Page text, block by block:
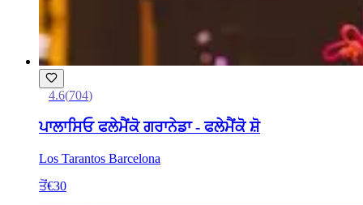
4.6(704)
ਪਾਲਾਸਿਓ ਫਲੇਮੈਂਕੋ ਗਰਾਨੇਡਾ - ਫਲੇਮੈਂਕੋ ਸ਼ੋ
Los Tarantos Barcelona
ਤੋਂ€30